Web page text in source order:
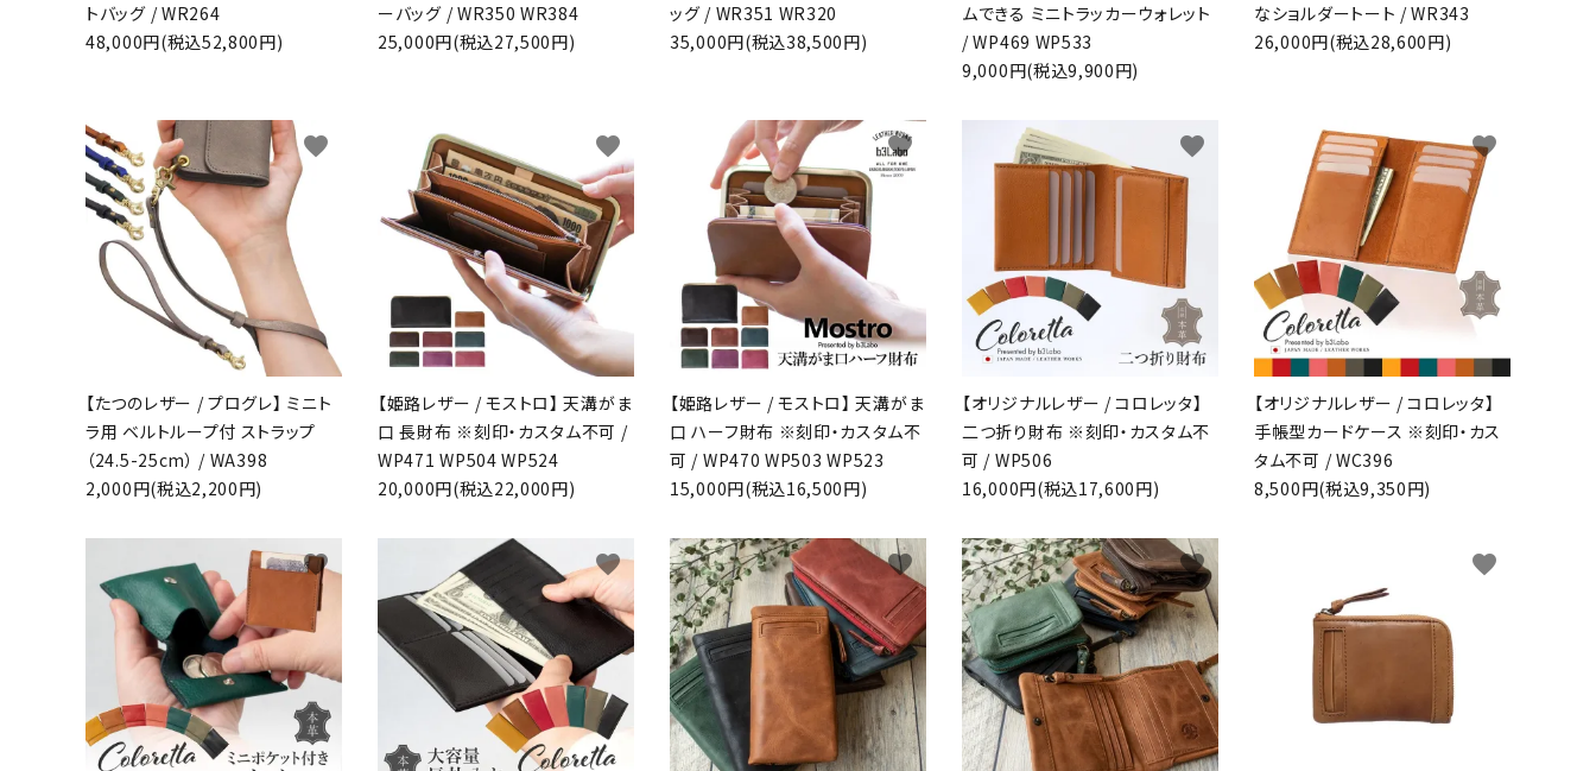
トバッグ / WR264
48,000円(税込52,800円)
ーバッグ / WR350 WR384
25,000円(税込27,500円)
ッグ / WR351 WR320
35,000円(税込38,500円)
ムできる ミニトラッカーウォレット
/ WP469 WP533
9,000円(税込9,900円)
なショルダートート / WR343
26,000円(税込28,600円)
【たつのレザー / プログレ】 ミニト
ラ用 ベルトループ付 ストラップ
（24.5-25cm） / WA398
2,000円(税込2,200円)
favorite
【姫路レザー / モストロ】 天溝がま
口 長財布 ※刻印・カスタム不可 /
WP471 WP504 WP524
20,000円(税込22,000円)
favorite
【姫路レザー / モストロ】 天溝がま
口 ハーフ財布 ※刻印・カスタム不
可 / WP470 WP503 WP523
15,000円(税込16,500円)
favorite
【オリジナルレザー / コロレッタ】
二つ折り財布 ※刻印・カスタム不
可 / WP506
16,000円(税込17,600円)
favorite
【オリジナルレザー / コロレッタ】
手帳型カードケース ※刻印・カス
タム不可 / WC396
8,500円(税込9,350円)
favorite
favorite favorite favorite favorite favorite
キーワード
カテゴリー
検索する
close